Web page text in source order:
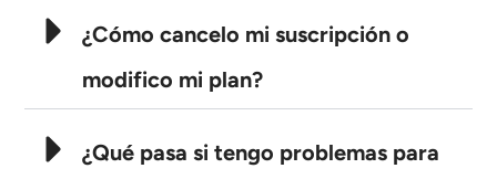
¿Cómo cancelo mi suscripción o
modifico mi plan?
¿Qué pasa si tengo problemas para